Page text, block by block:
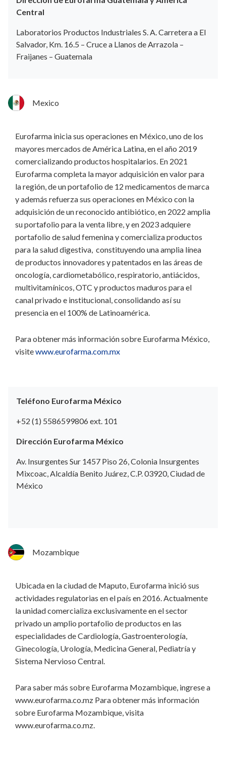
Central
Laboratorios Productos Industriales S. A. Carretera a El
Salvador, Km. 16.5 – Cruce a Llanos de Arrazola –
Fraijanes – Guatemala
Mexico
Eurofarma inicia sus operaciones en México, uno de los
mayores mercados de América Latina, en el año 2019
comercializando productos hospitalarios. En 2021
Eurofarma completa la mayor adquisición en valor para
la región, de un portafolio de 12 medicamentos de marca
y además refuerza sus operaciones en México con la
adquisición de un reconocido antibiótico, en 2022 amplia
su portafolio para la venta libre, y en 2023 adquiere
portafolio de salud femenina y comercializa productos
para la salud digestiva, constituyendo una amplia línea
de productos innovadores y patentados en las áreas de
oncología, cardiometabólico, respiratorio, antiácidos,
multivitamínicos, OTC y productos maduros para el
canal privado e institucional, consolidando así su
presencia en el 100% de Latinoamérica.
Para obtener más información sobre Eurofarma México,
visitewww.eurofarma.com.mx
Teléfono Eurofarma México
+52 (1) 5586599806 ext. 101
Dirección Eurofarma México
Av. Insurgentes Sur 1457 Piso 26, Colonia Insurgentes
Mixcoac, Alcaldía Benito Juárez, C.P. 03920, Ciudad de
México
Mozambique
Ubicada en la ciudad de Maputo, Eurofarma inició sus
actividades regulatorias en el país en 2016. Actualmente
la unidad comercializa exclusivamente en el sector
privado un amplio portafolio de productos en las
especialidades de Cardiología, Gastroenterología,
Ginecología, Urología, Medicina General, Pediatría y
Sistema Nervioso Central.
Para saber más sobre Eurofarma Mozambique, ingrese a
www.eurofarma.co.mz Para obtener más información
sobre Eurofarma Mozambique, visita
www.eurofarma.co.mz.